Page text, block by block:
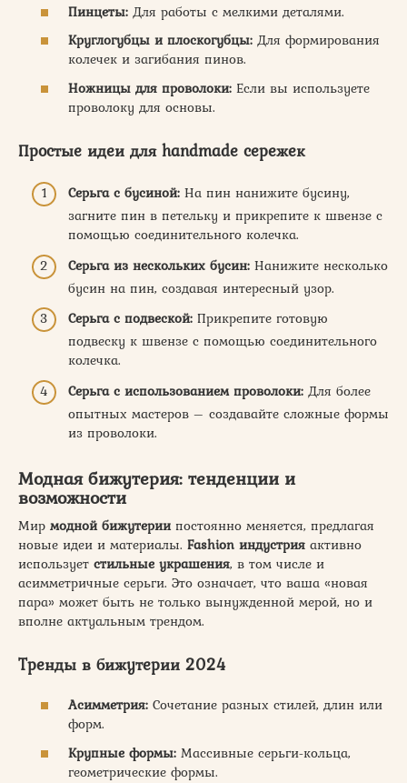
Пинцеты: Для работы с мелкими деталями.
Круглогубцы и плоскогубцы: Для формирования
колечек и загибания пинов.
Ножницы для проволоки: Если вы используете
проволоку для основы.
Простые идеи для handmade сережек
Серьга с бусиной: На пин нанижите бусину,
загните пин в петельку и прикрепите к швензе с
помощью соединительного колечка.
Серьга из нескольких бусин: Нанижите несколько
бусин на пин, создавая интересный узор.
Серьга с подвеской: Прикрепите готовую
подвеску к швензе с помощью соединительного
колечка.
Серьга с использованием проволоки: Для более
опытных мастеров – создавайте сложные формы
из проволоки.
Модная бижутерия: тенденции и
возможности
Мир модной бижутериипостоянно меняется, предлагая
новые идеи и материалы. Fashion индустрия активно
использует стильные украшения, в том числе и
асимметричные серьги. Это означает, что ваша «новая
пара» может быть не только вынужденной мерой, но и
вполне актуальным трендом.
Тренды в бижутерии 2024
Асимметрия: Сочетание разных стилей, длин или
форм.
Крупные формы: Массивные серьги-кольца,
геометрические формы.